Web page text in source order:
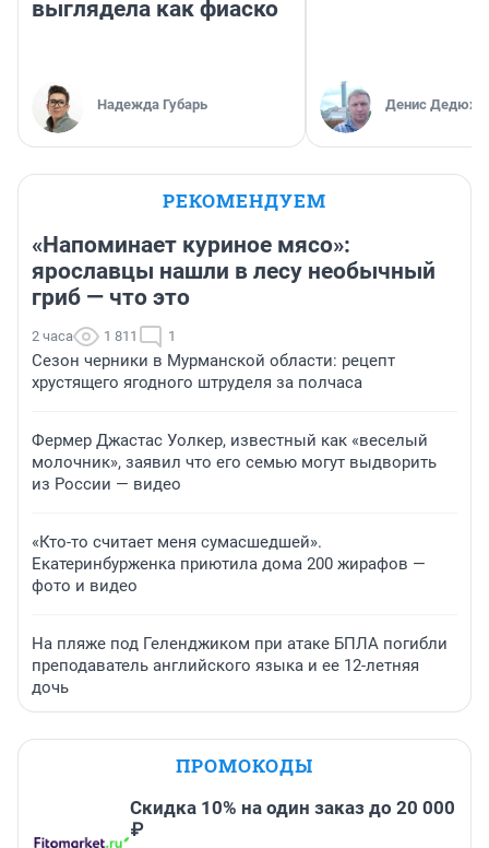
выглядела как фиаско
Надежда Губарь Денис
РЕКОМЕНДУЕМ
«Напоминает куриное мясо»:
ярославцы нашли в лесу необычный
гриб — что это
2 часа 1 811 1
Сезон черники в Мурманской области: рецепт
хрустящего ягодного штруделя за полчаса
Фермер Джастас Уолкер, известный как «веселый
молочник», заявил что его семью могут выдворить
из России — видео
«Кто-то считает меня сумасшедшей».
Екатеринбурженка приютила дома 200 жирафов —
фото и видео
На пляже под Геленджиком при атаке БПЛА погибли
преподаватель английского языка и ее 12-летняя
дочь
ПРОМОКОДЫ
Скидка 10% на один заказ до 20 000
₽